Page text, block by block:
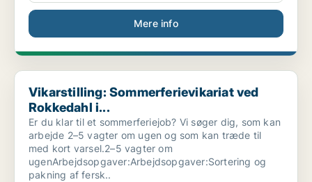
Mere info
Vikarstilling: Sommerferievikariat ved Rokkedahl i...
Vikarstilling: Sommerferievikariat ved
Rokkedahl i...
Er du klar til et sommerferiejob? Vi søger dig, som kan
arbejde 2–5 vagter om ugen og som kan træde til
med kort varsel.2–5 vagter om
ugenArbejdsopgaver:Arbejdsopgaver:Sortering og
pakning af fersk..